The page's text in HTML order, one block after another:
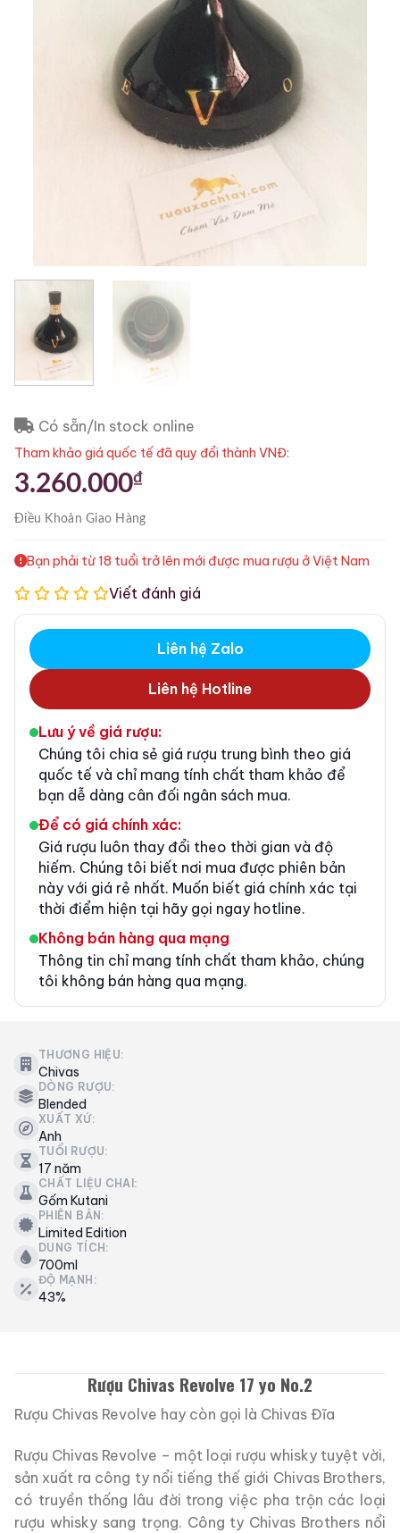
Có sẵn/In stock online
Tham khảo giá quốc tế đã quy đổi thành VNĐ:
3.260.000₫
Điều KhoảnGiao Hàng
Bạn phải từ 18 tuổi trở lên mới được mua rượu ở Việt Nam
Viết đánh giá
Liên hệ Zalo
Liên hệ Hotline
Lưu ý về giá rượu:
Chúng tôi chia sẻ giá rượu trung bình theo giá
quốc tế và chỉ mang tính chất tham khảo để
bạn dễ dàng cân đối ngân sách mua.
Để có giá chính xác:
Giá rượu luôn thay đổi theo thời gian và độ
hiếm. Chúng tôi biết nơi mua được phiên bản
này với giá rẻ nhất. Muốn biết giá chính xác tại
thời điểm hiện tại hãy gọi ngay hotline.
Không bán hàng qua mạng
Thông tin chỉ mang tính chất tham khảo, chúng
tôi không bán hàng qua mạng.
THƯƠNG HIỆU:
Chivas
DÒNG RƯỢU:
Blended
XUẤT XỨ:
Anh
TUỔI RƯỢU:
17 năm
CHẤT LIỆU CHAI:
Gốm Kutani
PHIÊN BẢN:
Limited Edition
DUNG TÍCH:
700ml
ĐỘ MẠNH:
43%
Rượu Chivas Revolve 17 yo No.2
Rượu Chivas Revolve hay còn gọi là Chivas Đĩa
Rượu Chivas Revolve – một loại rượu whisky tuyệt vời,
sản xuất ra công ty nổi tiếng thế giới Chivas Brothers,
có truyền thống lâu đời trong việc pha trộn các loại
rượu whisky sang trọng. Công ty Chivas Brothers nổi